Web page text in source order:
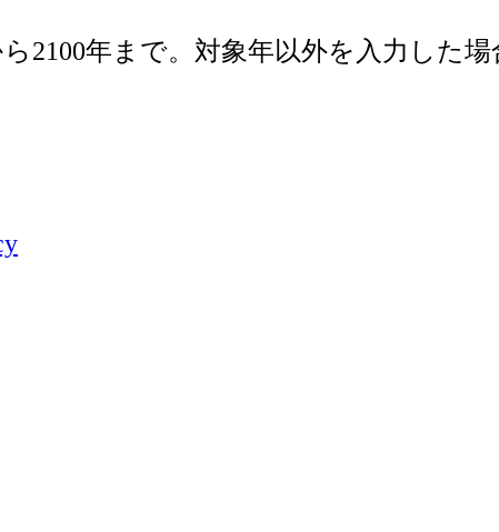
2100年まで。対象年以外を入力した